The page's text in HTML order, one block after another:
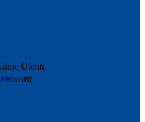
Utente